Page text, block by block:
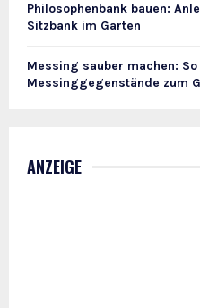
Philosophenbank bauen:
Sitzbank im Garten
Messing sauber machen:
Messinggegenstände zum
ANZEIGE